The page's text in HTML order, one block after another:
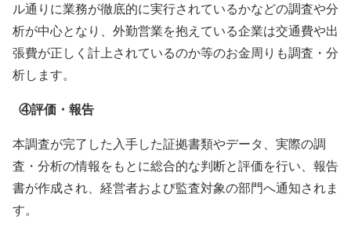
ル通りに業務が徹底的に実行されているかなどの調査や分
析が中心となり、外勤営業を抱えている企業は交通費や出
張費が正しく計上されているのか等のお金周りも調査・分
析します。
④評価・報告
本調査が完了した入手した証拠書類やデータ、実際の調
査・分析の情報をもとに総合的な判断と評価を行い、報告
書が作成され、経営者および監査対象の部門へ通知されま
す。